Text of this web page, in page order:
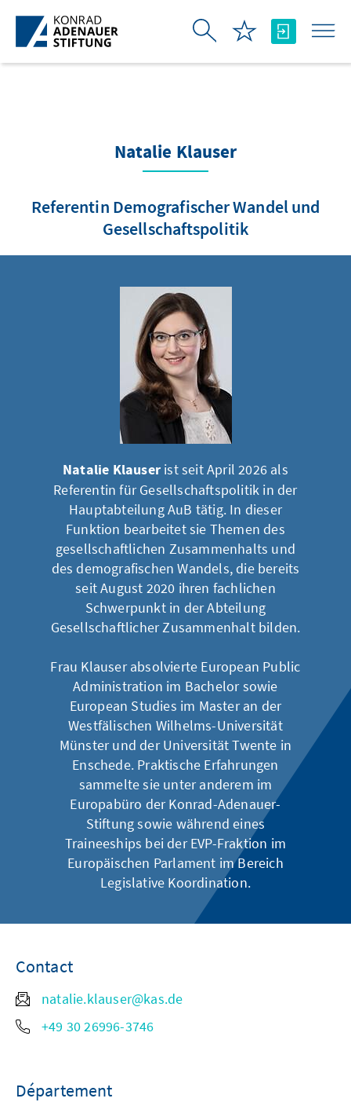
Saut au contenu principal
Natalie Klauser
Referentin Demografischer Wandel und
Gesellschaftspolitik
Natalie Klauser ist seit April 2026 als
Referentin für Gesellschaftspolitik in der
Hauptabteilung AuB tätig. In dieser
Funktion bearbeitet sie Themen des
gesellschaftlichen Zusammenhalts und
des demografischen Wandels, die bereits
seit August 2020 ihren fachlichen
Schwerpunkt in der Abteilung
Gesellschaftlicher Zusammenhalt bilden.
Frau Klauser absolvierte European Public
Administration im Bachelor sowie
European Studies im Master an der
Westfälischen Wilhelms-Universität
Münster und der Universität Twente in
Enschede. Praktische Erfahrungen
sammelte sie unter anderem im
Europabüro der Konrad-Adenauer-
Stiftung sowie während eines
Traineeships bei der EVP-Fraktion im
Europäischen Parlament im Bereich
Legislative Koordination.
Contact
natalie.klauser@kas.de
+49 30 26996-3746
Département